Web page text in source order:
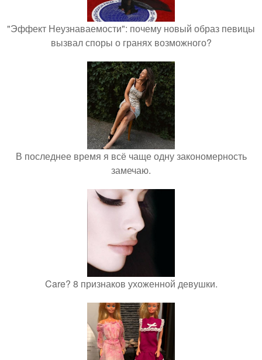
"Эффект Неузнаваемости": почему новый образ певицы
вызвал споры о гранях возможного?
В последнее время я всё чаще одну закономерность
замечаю.
Care? 8 признаков ухоженной девушки.